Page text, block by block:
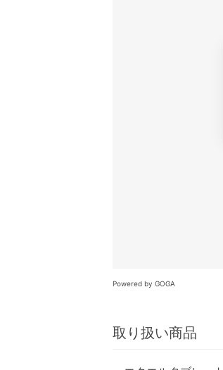
Powered by GOGA
取り扱い商品